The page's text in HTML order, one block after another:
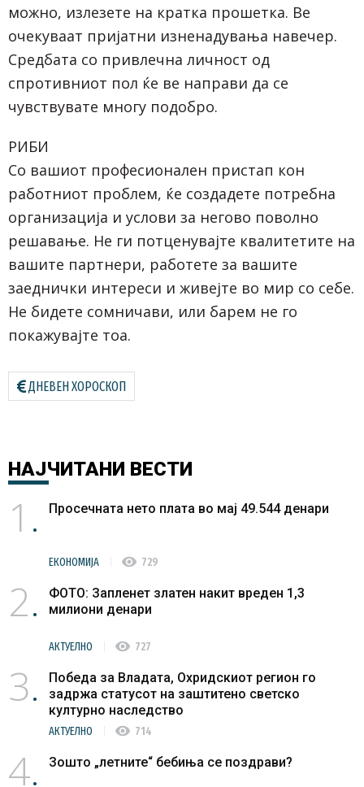
можно, излезете на кратка прошетка. Ве
очекуваат пријатни изненадувања навечер.
Средбата со привлечна личност од
спротивниот пол ќе ве направи да се
чувствувате многу подобро.
РИБИ
Со вашиот професионален пристап кон
работниот проблем, ќе создадете потребна
организација и услови за негово поволно
решавање. Не ги потценувајте квалитетите на
вашите партнери, работете за вашите
заеднички интереси и живејте во мир со себе.
Не бидете сомничави, или барем не го
покажувајте тоа.
ДНЕВЕН ХОРОСКОП
НАЈЧИТАНИ ВЕСТИ
1 Просечната нето плата во мај 49.544 денари
ЕКОНОМИЈА visibility 729
2
ФОТО: Запленет златен накит вреден 1,3
милиони денари
АКТУЕЛНО visibility 727
3
Победа за Владата, Охридскиот регион го
задржа статусот на заштитено светско
културно наследство
АКТУЕЛНО visibility 714
4 Зошто „летните“ бебиња се поздрави?